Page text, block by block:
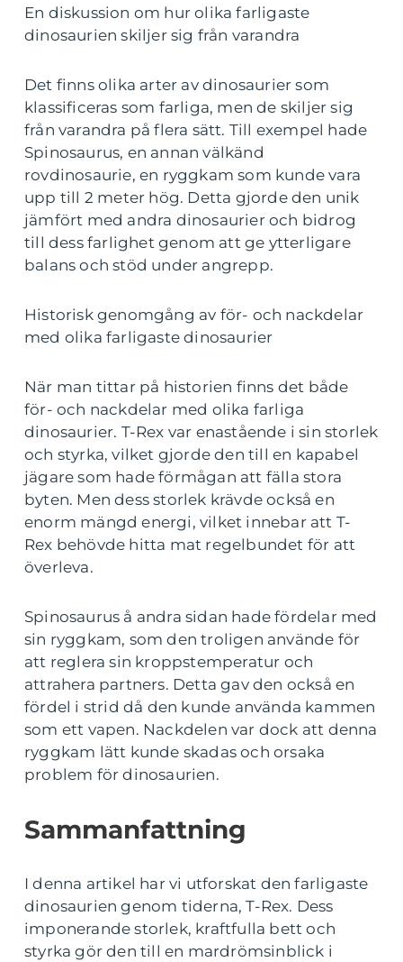
En diskussion om hur olika farligaste
dinosaurien skiljer sig från varandra
Det finns olika arter av dinosaurier som
klassificeras som farliga, men de skiljer sig
från varandra på flera sätt. Till exempel hade
Spinosaurus, en annan välkänd
rovdinosaurie, en ryggkam som kunde vara
upp till 2 meter hög. Detta gjorde den unik
jämfört med andra dinosaurier och bidrog
till dess farlighet genom att ge ytterligare
balans och stöd under angrepp.
Historisk genomgång av för- och nackdelar
med olika farligaste dinosaurier
När man tittar på historien finns det både
för- och nackdelar med olika farliga
dinosaurier. T-Rex var enastående i sin storlek
och styrka, vilket gjorde den till en kapabel
jägare som hade förmågan att fälla stora
byten. Men dess storlek krävde också en
enorm mängd energi, vilket innebar att T-
Rex behövde hitta mat regelbundet för att
överleva.
Spinosaurus å andra sidan hade fördelar med
sin ryggkam, som den troligen använde för
att reglera sin kroppstemperatur och
attrahera partners. Detta gav den också en
fördel i strid då den kunde använda kammen
som ett vapen. Nackdelen var dock att denna
ryggkam lätt kunde skadas och orsaka
problem för dinosaurien.
Sammanfattning
I denna artikel har vi utforskat den farligaste
dinosaurien genom tiderna, T-Rex. Dess
imponerande storlek, kraftfulla bett och
styrka gör den till en mardrömsinblick i